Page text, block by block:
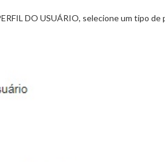
DO USUÁRIO, selecione um tipo